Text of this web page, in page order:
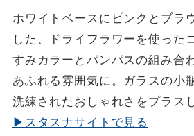
ホワイトベースにピンクとブラ
した、ドライフラワーを使った
すみカラーとパンパスの組み合
あふれる雰囲気に。ガラスの小
洗練されたおしゃれさをプラス
▶スタスナサイトで見る